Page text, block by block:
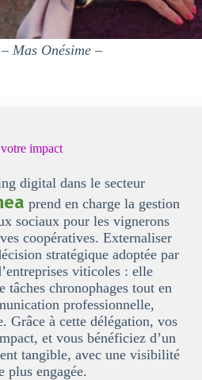
Mas Onésime –
impact
digital dans le secteur
prend en charge la gestion
sociaux pour les vignerons
coopératives. Externaliser
stratégique adoptée par
viticoles : elle
tâches chronophages tout en
professionnelle,
. Grâce à cette délégation, vos
et vous bénéficiez d’un
tangible, avec une visibilité
plus engagée.